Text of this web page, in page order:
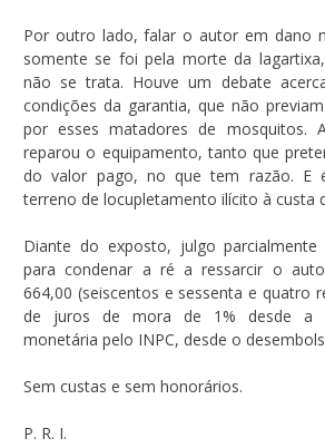
Por outro lado, falar o autor em dano
somente se foi pela morte da
não se trata. Houve um debate
condições da garantia, que não
por esses matadores de mosquitos.
reparou o equipamento, tanto que
do valor pago, no que tem razão. E
terreno de locupletamento ilícito à custa
Diante do exposto, julgo
para condenar a ré a ressarcir o
664,00 (seiscentos e sessenta e quatro
de juros de mora de 1% desde a
monetária pelo INPC, desde o
Sem custas e sem honorários.
P. R. I.